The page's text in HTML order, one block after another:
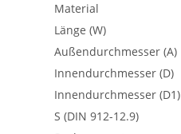
Material
Länge (W)
Außendurchmesser (A)
Innendurchmesser (D)
Innendurchmesser (D1)
S (DIN 912-12.9)